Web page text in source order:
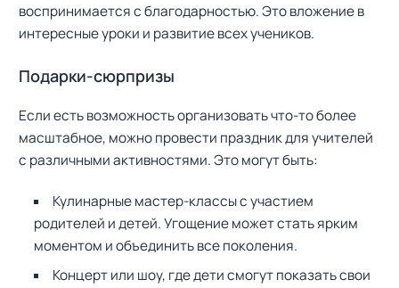
воспринимается с благодарностью. Это вложение в
интересные уроки и развитие всех учеников.
Подарки-сюрпризы
Если есть возможность организовать что-то более
масштабное, можно провести праздник для учителей
с различными активностями. Это могут быть:
Кулинарные мастер-классы с участием
родителей и детей. Угощение может стать ярким
моментом и объединить все поколения.
Концерт или шоу, где дети смогут показать свои